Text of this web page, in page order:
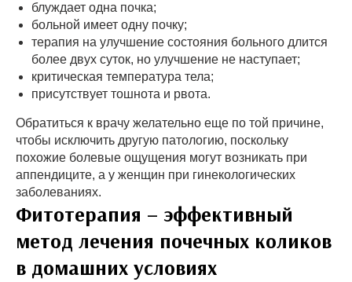
блуждает одна почка;
больной имеет одну почку;
терапия на улучшение состояния больного длится
более двух суток, но улучшение не наступает;
критическая температура тела;
присутствует тошнота и рвота.
Обратиться к врачу желательно еще по той причине,
чтобы исключить другую патологию, поскольку
похожие болевые ощущения могут возникать при
аппендиците, а у женщин при гинекологических
заболеваниях.
Фитотерапия – эффективный
метод лечения почечных коликов
в домашних условиях